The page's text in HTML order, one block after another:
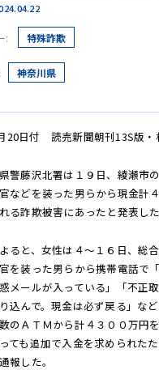
防犯活動ニュース
防犯パトロール
防犯セミナー
防犯対策情報
防犯協力会につい
: 特殊詐欺
神奈川県
20日付 読売新聞朝刊13S版・
警藤沢北署は１９日、綾瀬市
などを装った男らから現金計
る詐欺被害にあったと発表した
ると、女性は４～１６日、総
を装った男らから携帯電話で
メールが入っている」「不正
込んで。現金は必ず戻る」な
のＡＴＭから計４３００万円
ても追加で入金を求められた
報した。